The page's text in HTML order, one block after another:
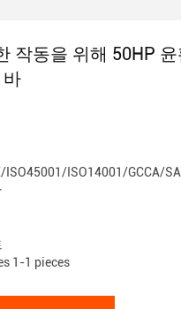
작동을 위해 50HP
바
ISO45001/ISO14001/GCCA/
1-1 pieces